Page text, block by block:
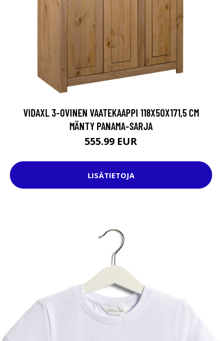
VIDAXL 3-OVINEN VAATEKAAPPI 118X50X171,5 CM
MÄNTY PANAMA-SARJA
555.99 EUR
LISÄTIETOJA